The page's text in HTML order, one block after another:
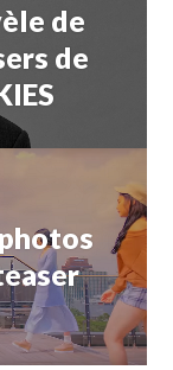
de
de